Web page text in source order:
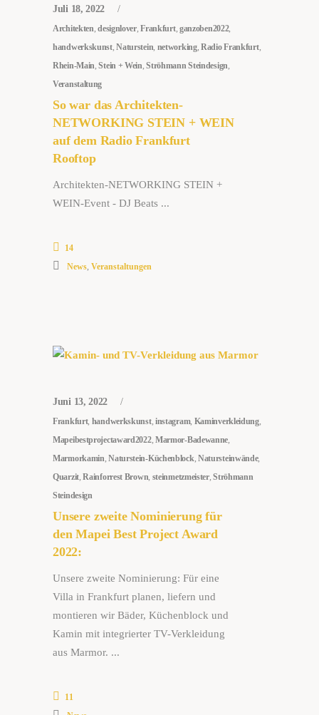
Juli 18, 2022
Architekten ,designlover,Frankfurt, ganzoben2022,
handwerkskunst,Naturstein networking,Radio Frankfurt,
Rhein-Main ,Stein + Wein ,Ströhmann Steindesign
Veranstaltung
So war das Architekten-
NETWORKING STEIN + WEIN
auf dem Radio Frankfurt
Rooftop
Architekten-NETWORKING STEIN +
WEIN-Event - DJ Beats
14
News Veranstaltungen
Juni 13, 2022
Frankfurt, handwerkskunst, instagram, Kaminverkleidung,
Mapeibestprojectaward2022, Marmor-Badewanne,
Marmorkamin,Naturstein-Küchenblock, Natursteinwände,
Quarzit,Rainforrest Brown, steinmetzmeister,Ströhmann
Steindesign
Unsere zweite Nominierung für
den Mapei Best Project Award
2022:
Unsere zweite Nominierung: Für eine
Villa in Frankfurt planen, liefern und
montieren wir Bäder, Küchenblock und
Kamin mit integrierter TV-Verkleidung
aus Marmor.
11